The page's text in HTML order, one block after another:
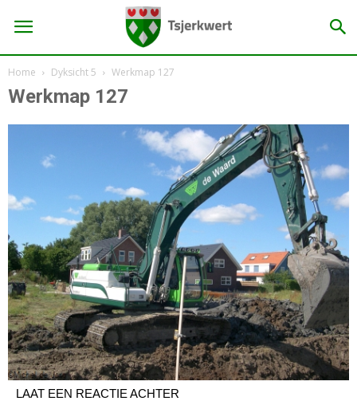
Home Dyksicht 5 Werkmap 127
Werkmap 127
LAAT EEN REACTIE ACHTER